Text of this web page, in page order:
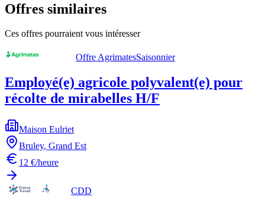
Offres similaires
Ces offres pourraient vous intéresser
Offre AgrimatesSaisonnier
Employé(e) agricole polyvalent(e) pour
récolte de mirabelles H/F
Maison Eulriet
Bruley, Grand Est
12 €/heure
CDD